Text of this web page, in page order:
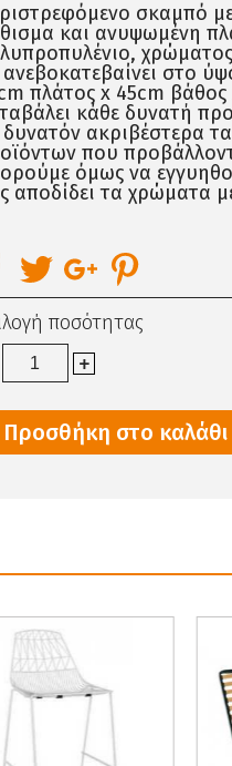
σκαμπό
και ανυψωμένη
στο
πλάτος x 45cm
κάθε δυνατή
ακριβέστερα
που
όμως να
αποδίδει τα χρώματα
ποσότητας
Προσθήκη στο καλάθι